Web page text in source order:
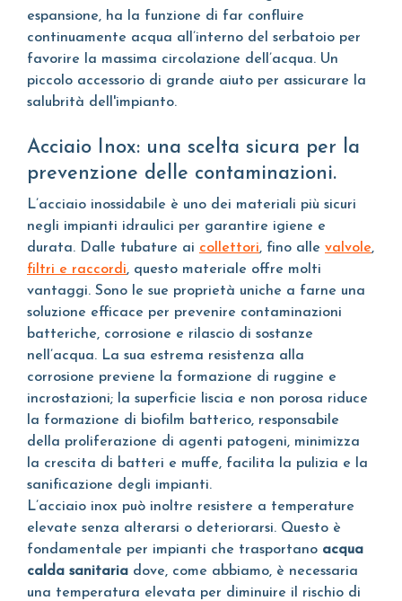
espansione, ha la funzione di far confluire
continuamente acqua all’interno del serbatoio per
favorire la massima circolazione dell’acqua. Un
piccolo accessorio di grande aiuto per assicurare la
salubrità dell'impianto.
Acciaio Inox: una scelta sicura per la
prevenzione delle contaminazioni.
L’acciaio inossidabile è uno dei materiali più sicuri
negli impianti idraulici per garantire igiene e
durata. Dalle tubature ai collettori, fino alle valvole,
filtri e raccordi, questo materiale offre molti
vantaggi. Sono le sue proprietà uniche a farne una
soluzione efficace per prevenire contaminazioni
batteriche, corrosione e rilascio di sostanze
nell’acqua. La sua estrema resistenza alla
corrosione previene la formazione di ruggine e
incrostazioni; la superficie liscia e non porosa riduce
la formazione di biofilm batterico, responsabile
della proliferazione di agenti patogeni, minimizza
la crescita di batteri e muffe, facilita la pulizia e la
sanificazione degli impianti.
L’acciaio inox può inoltre resistere a temperature
elevate senza alterarsi o deteriorarsi. Questo è
fondamentale per impianti che trasportano acqua
calda sanitaria dove, come abbiamo, è necessaria
una temperatura elevata per diminuire il rischio di